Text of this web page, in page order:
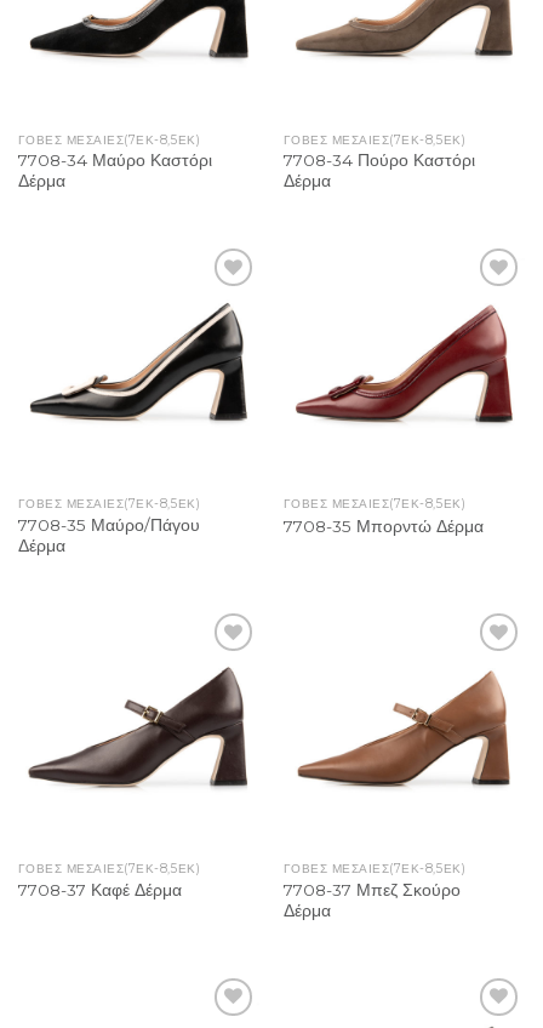
ΓΌΒΕΣ ΜΕΣΑΊΕΣ(7ΕΚ-8,5ΕΚ)
7708-34 Μαύρο Καστόρι
Δέρμα
ΓΌΒΕΣ ΜΕΣΑΊΕΣ(7ΕΚ-8,5ΕΚ)
7708-34 Πούρο Καστόρι
Δέρμα
Add to
Wishlist
ΓΌΒΕΣ ΜΕΣΑΊΕΣ(7ΕΚ-8,5ΕΚ)
7708-35 Μαύρο/Πάγου
Δέρμα
Add to
Wishlist
ΓΌΒΕΣ ΜΕΣΑΊΕΣ(7ΕΚ-8,5ΕΚ)
7708-35 Μπορντώ Δέρμα
Add to
Wishlist
ΓΌΒΕΣ ΜΕΣΑΊΕΣ(7ΕΚ-8,5ΕΚ)
7708-37 Καφέ Δέρμα
Add to
Wishlist
ΓΌΒΕΣ ΜΕΣΑΊΕΣ(7ΕΚ-8,5ΕΚ)
7708-37 Μπεζ Σκούρο
Δέρμα